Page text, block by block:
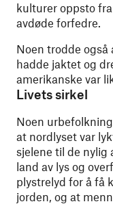
kulturer oppsto
avdøde forfedre.
Noen trodde også
hadde jaktet og
amerikanske var
Livets sirkel
Noen
at nordlyset var
sjelene til de nylig
land av lys og
plystrelyd for å få
jorden, og at